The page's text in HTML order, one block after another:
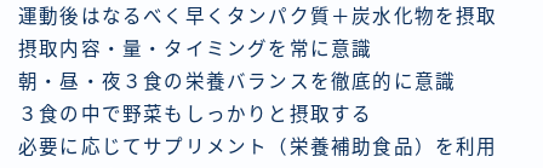
運動後はなるべく早くタンパク質＋炭水化物を摂取
摂取内容・量・タイミングを常に意識
朝・昼・夜３食の栄養バランスを徹底的に意識
３食の中で野菜もしっかりと摂取する
必要に応じてサプリメント（栄養補助食品）を利用